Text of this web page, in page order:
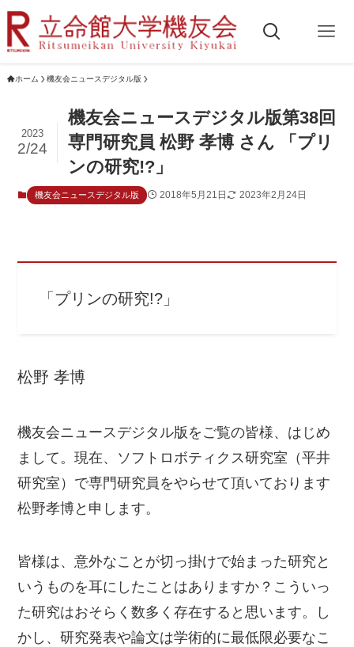
ホーム 機友会ニュースデジタル版
機友会ニュースデジタル版第38回
専門研究員 松野 孝博 さん 「プリ
ンの研究!?」
2023
2/24
機友会ニュースデジタル版 2018年5月21日 2023年2月24日
「プリンの研究!?」
松野 孝博
機友会ニュースデジタル版をご覧の皆様、はじめ
まして。現在、ソフトロボティクス研究室（平井
研究室）で専門研究員をやらせて頂いております
松野孝博と申します。
皆様は、意外なことが切っ掛けで始まった研究と
いうものを耳にしたことはありますか？こういっ
た研究はおそらく数多く存在すると思います。し
かし、研究発表や論文は学術的に最低限必要なこ